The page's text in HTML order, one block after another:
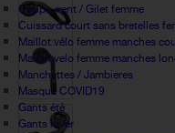
Coupe-vent / Gilet femme
Cuissard court sans bretelles
Maillot vélo femme manches
Maillot velo femme manches
Manchettes / Jambieres
Masque COVID19
Gants été
Gants hiver